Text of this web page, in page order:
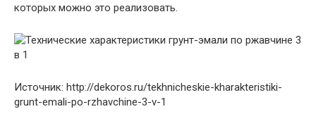
которых можно это реализовать.
Источник: http://dekoros.ru/tekhnicheskie-kharakteristiki-
grunt-emali-po-rzhavchine-3-v-1